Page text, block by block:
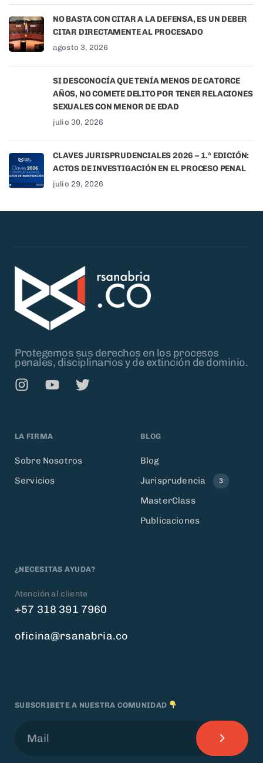
NO BASTA CON CITAR A LA DEFENSA, ES UN DEBER
CITAR DIRECTAMENTE AL PROCESADO
agosto 3, 2026
SI DESCONOCÍA QUE TENÍA MENOS DE CATORCE
AÑOS, NO COMETE DELITO POR TENER RELACIONES
SEXUALES CON MENOR DE EDAD
julio 30, 2026
CLAVES JURISPRUDENCIALES 2026 – 1.ª EDICIÓN:
ACTOS DE INVESTIGACIÓN EN EL PROCESO PENAL
julio 29, 2026
Protegemos sus derechos en los procesos
penales, disciplinarios y de extinción de dominio.
LA FIRMA
Sobre Nosotros
Servicios
BLOG
Blog
Jurisprudencia
3
MasterClass
Publicaciones
¿NECESITAS AYUDA?
Atención al cliente
+57 318 391 7960
oficina@rsanabria.co
SUBSCRIBETE A NUESTRA COMUNIDAD